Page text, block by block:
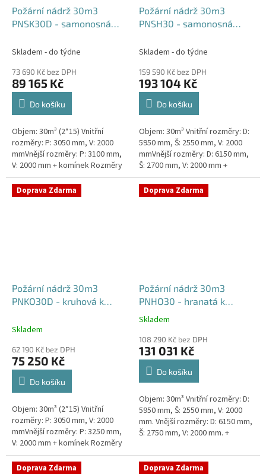
Požární nádrž 30m3
PNSK30D - samonosná
Skladem - do týdne
73 690 Kč bez DPH
89 165 Kč
Do košíku
Objem: 30m³ (2*15) Vnitřní
rozměry: P: 3050 mm, V: 2000
mmVnější rozměry: P: 3100 mm,
V: 2000 mm + komínek Rozměry
nádrže možno jakkoliv upravit -
vyrobíme nádrž na...
Požární nádrž 30m3
PNSH30 - samonosná
Skladem - do týdne
159 590 Kč bez DPH
193 104 Kč
Do košíku
Objem: 30m³ Vnitřní rozměry: D:
5950 mm, Š: 2550 mm, V: 2000
mmVnější rozměry: D: 6150 mm,
Š: 2700 mm, V: 2000 mm +
komínek Běžná doba dodání 2-3
týdny od objednávky. Rozměry...
Doprava Zdarma
Požární nádrž 30m3
PNKO30D - kruhová k
Skladem
62 190 Kč bez DPH
75 250 Kč
Do košíku
Objem: 30m³ (2*15) Vnitřní
rozměry: P: 3050 mm, V: 2000
mmVnější rozměry: P: 3250 mm,
V: 2000 mm + komínek Rozměry
nádrže možno jakkoliv upravit -
vyrobíme nádrž na...
Doprava Zdarma
Požární nádrž 30m3
PNHO30 - hranatá k
obetonování
Průměrné
produktu
je
5,0
hvězdiček.
Skladem
108 290 Kč bez DPH
131 031 Kč
Do košíku
Objem: 30m³ Vnitřní rozměry: D:
5950 mm, Š: 2550 mm, V: 2000
mm. Vnější rozměry: D: 6150 mm,
Š: 2750 mm, V: 2000 mm. +
týdny od objednávky....
Doprava Zdarma Doprava Zdarma